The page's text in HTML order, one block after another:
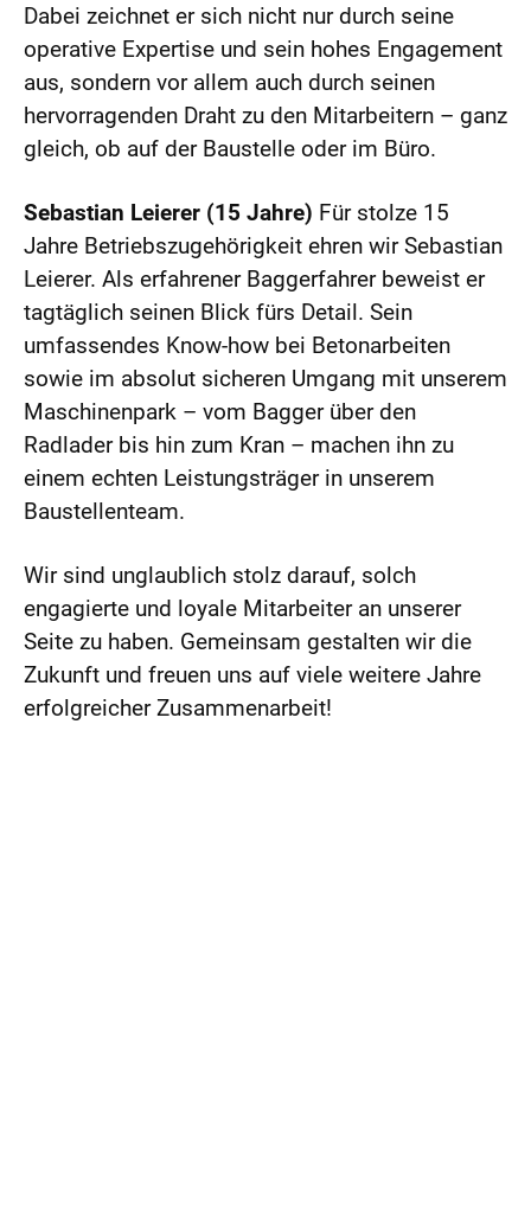
Dabei zeichnet er sich nicht nur durch seine
operative Expertise und sein hohes Engagement
aus, sondern vor allem auch durch seinen
hervorragenden Draht zu den Mitarbeitern – ganz
gleich, ob auf der Baustelle oder im Büro.
Sebastian Leierer (15 Jahre) Für stolze 15
Jahre Betriebszugehörigkeit ehren wir Sebastian
Leierer. Als erfahrener Baggerfahrer beweist er
tagtäglich seinen Blick fürs Detail. Sein
umfassendes Know-how bei Betonarbeiten
sowie im absolut sicheren Umgang mit unserem
Maschinenpark – vom Bagger über den
Radlader bis hin zum Kran – machen ihn zu
einem echten Leistungsträger in unserem
Baustellenteam.
Wir sind unglaublich stolz darauf, solch
engagierte und loyale Mitarbeiter an unserer
Seite zu haben. Gemeinsam gestalten wir die
Zukunft und freuen uns auf viele weitere Jahre
erfolgreicher Zusammenarbeit!